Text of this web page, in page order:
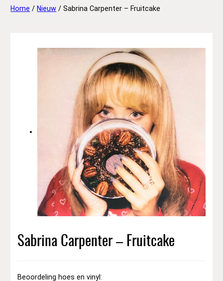
Home / Nieuw / Sabrina Carpenter – Fruitcake
Sabrina Carpenter – Fruitcake
Beoordeling hoes en vinyl: